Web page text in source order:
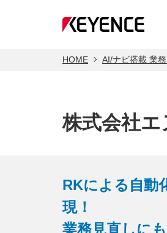
HOME AI/ナビ搭載 業
株式会社
RKによる自動
現！
業務見直しに